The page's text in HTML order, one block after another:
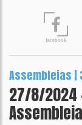
facebook
Assembleias
27/8/2024